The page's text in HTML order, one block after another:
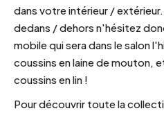
dans votre intérieur /
dedans / dehors n'hésitez
mobile qui sera dans le salon
coussins en laine de mouton,
coussins en lin !
Pour découvrir toute la